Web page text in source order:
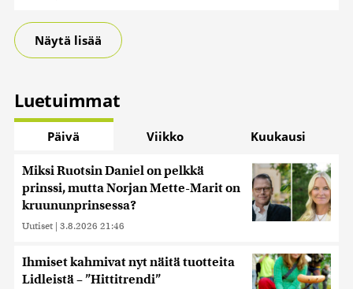
Näytä lisää
Luetuimmat
Päivä Viikko Kuukausi
Miksi Ruotsin Daniel on pelkkä
prinssi, mutta Norjan Mette-Marit on
kruununprinsessa?
Uutiset | 3.8.2026 21:46
Ihmiset kahmivat nyt näitä tuotteita
Lidleistä – ”Hittitrendi”